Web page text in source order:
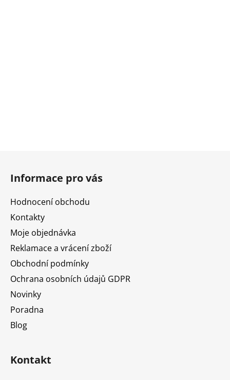
Informace pro vás
Hodnocení obchodu
Kontakty
Moje objednávka
Reklamace a vrácení zboží
Obchodní podmínky
Ochrana osobních údajů GDPR
Novinky
Poradna
Blog
Kontakt